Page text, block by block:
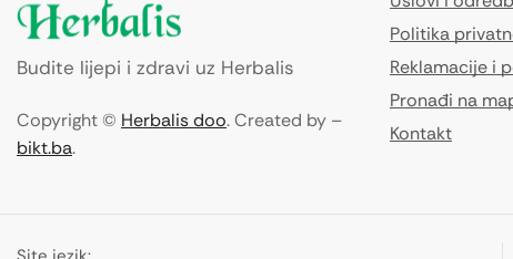
Budite lijepi i zdravi uz Herbalis
Copyright © Herbalis doo. Created by –
bikt.ba.
Politika
Reklamacije i
Pronađi na
Kontakt